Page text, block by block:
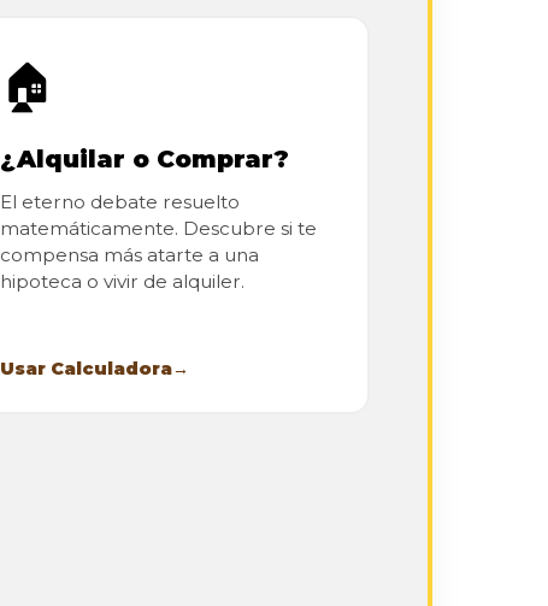
🏠
¿Alquilar o Comprar?
El eterno debate resuelto
matemáticamente. Descubre si te
compensa más atarte a una
hipoteca o vivir de alquiler.
Usar Calculadora→